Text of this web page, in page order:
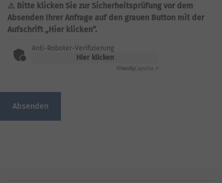
Bitte klicken Sie zur Sicherheitsprüfung vor dem
Absenden Ihrer Anfrage auf den grauen Button mit der
Aufschrift „Hier klicken”.
Anti-Roboter-Verifizierung
Hier klicken
FriendlyCaptcha ⇗
Absenden